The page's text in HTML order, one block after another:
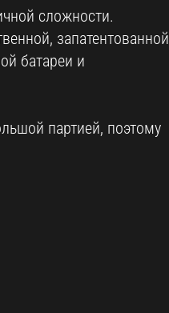
сложности.
запатентованной
батареи и
партией, поэтому